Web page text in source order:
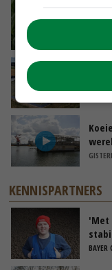
KENNISPARTNERS
'Met
BAYER